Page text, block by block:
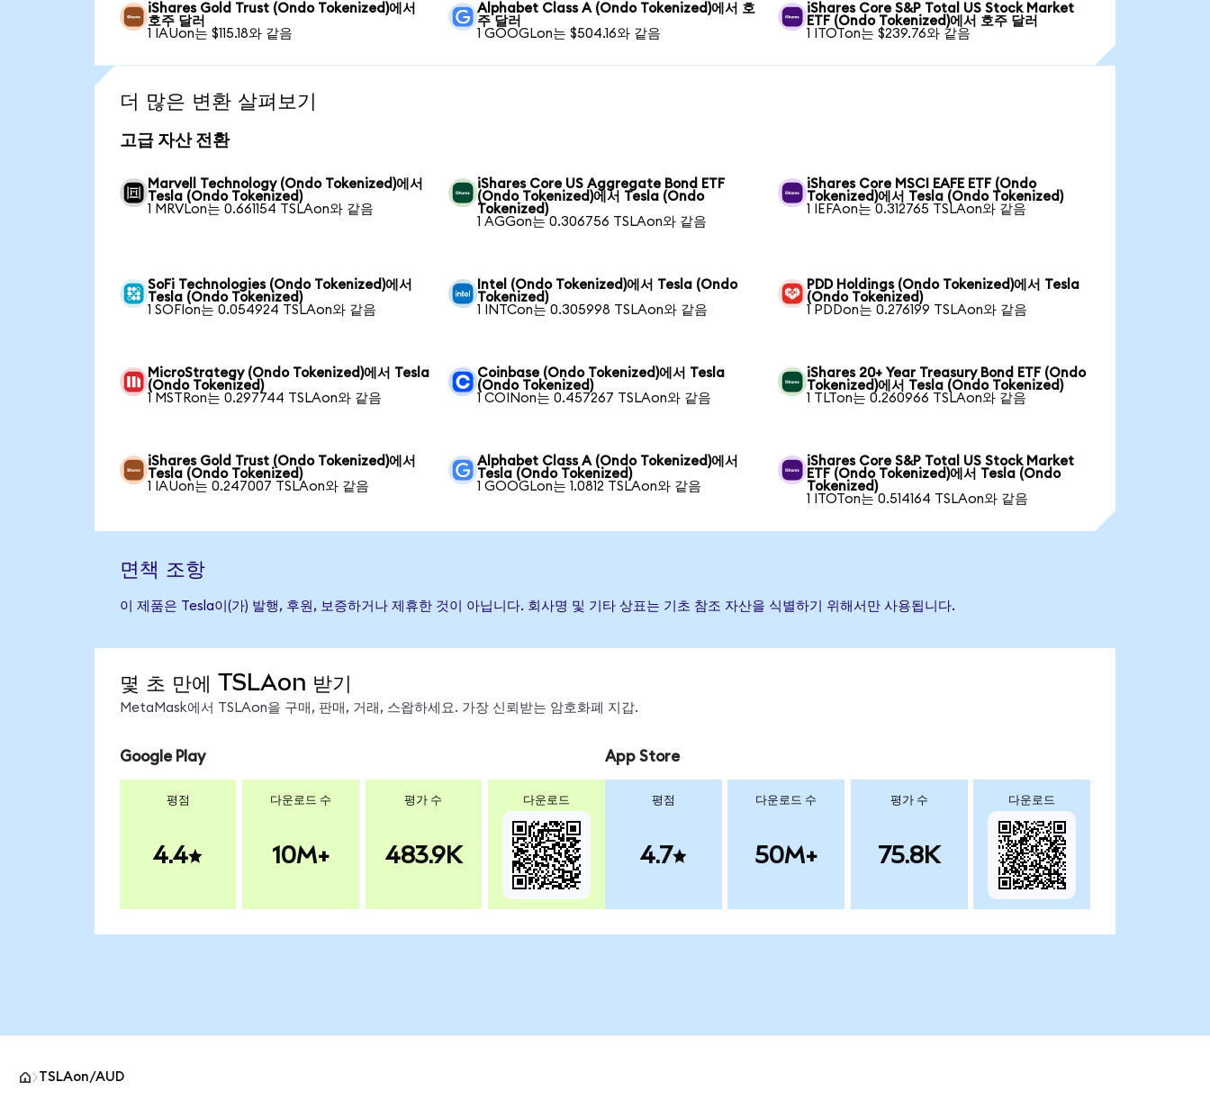
iShares Gold Trust (Ondo Tokenized)에서
호주 달러
1 IAUon는 $115.18와 같음
Alphabet Class A (Ondo Tokenized)에서 호
주 달러
1 GOOGLon는 $504.16와 같음
iShares Core S&P Total US Stock Market
ETF (Ondo Tokenized)에서 호주 달러
1 ITOTon는 $239.76와 같음
더 많은 변환 살펴보기
고급 자산 전환
Marvell Technology (Ondo Tokenized)에서
Tesla (Ondo Tokenized)
1 MRVLon는 0.661154 TSLAon와 같음
iShares Core US Aggregate Bond ETF
(Ondo Tokenized)에서 Tesla (Ondo
Tokenized)
1 AGGon는 0.306756 TSLAon와 같음
iShares Core MSCI EAFE ETF (Ondo
Tokenized)에서 Tesla (Ondo Tokenized)
1 IEFAon는 0.312765 TSLAon와 같음
SoFi Technologies (Ondo Tokenized)에서
Tesla (Ondo Tokenized)
1 SOFIon는 0.054924 TSLAon와 같음
Intel (Ondo Tokenized)에서 Tesla (Ondo
Tokenized)
1 INTCon는 0.305998 TSLAon와 같음
PDD Holdings (Ondo Tokenized)에서 Tesla
(Ondo Tokenized)
1 PDDon는 0.276199 TSLAon와 같음
MicroStrategy (Ondo Tokenized)에서 Tesla
(Ondo Tokenized)
1 MSTRon는 0.297744 TSLAon와 같음
Coinbase (Ondo Tokenized)에서 Tesla
(Ondo Tokenized)
1 COINon는 0.457267 TSLAon와 같음
iShares 20+ Year Treasury Bond ETF (Ondo
Tokenized)에서 Tesla (Ondo Tokenized)
1 TLTon는 0.260966 TSLAon와 같음
iShares Gold Trust (Ondo Tokenized)에서
Tesla (Ondo Tokenized)
1 IAUon는 0.247007 TSLAon와 같음
Alphabet Class A (Ondo Tokenized)에서
Tesla (Ondo Tokenized)
1 GOOGLon는 1.0812 TSLAon와 같음
iShares Core S&P Total US Stock Market
ETF (Ondo Tokenized)에서 Tesla (Ondo
Tokenized)
1 ITOTon는 0.514164 TSLAon와 같음
면책 조항
이 제품은 Tesla이(가) 발행, 후원, 보증하거나 제휴한 것이 아닙니다. 회사명 및 기타 상표는 기초 참조 자산을 식별하기 위해서만 사용됩니다.
몇 초 만에 TSLAon 받기
MetaMask에서 TSLAon을 구매, 판매, 거래, 스왑하세요. 가장 신뢰받는 암호화폐 지갑.
Google Play
평점
4.4
다운로드 수
10M+
평가 수
483.9K
다운로드
App Store
평점
4.7
다운로드 수
50M+
평가 수
75.8K
다운로드
TSLAon/AUD